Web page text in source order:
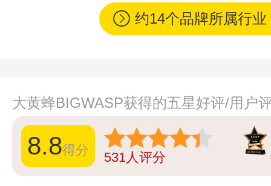
约14个品牌所属行
大黄蜂BIGWASP获得的五星好评/用户
8.8得分 531 人评分